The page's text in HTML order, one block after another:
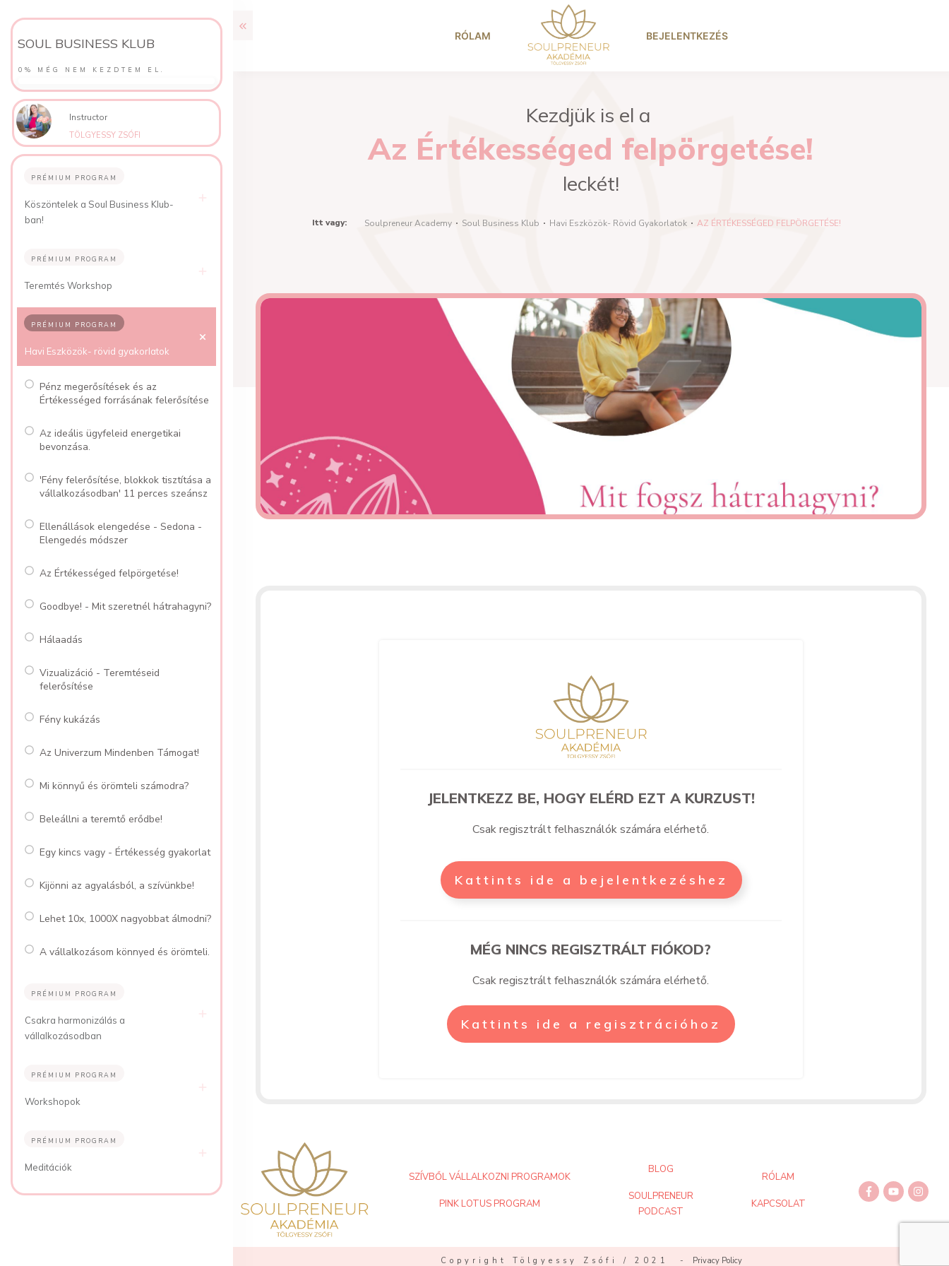
RÓLAM BEJELENTKEZÉS
Kezdjük is el a
Az Értékességed felpörgetése!
leckét!
Itt vagy: Soulpreneur Academy Soul Business Klub Havi Eszközök- Rövid Gyakorlatok AZ ÉRTÉKESSÉGED FELPÖRGETÉSE!
JELENTKEZZ BE, HOGY ELÉRD EZT A KURZUST!
Csak regisztrált felhasználók számára elérhető.
Kattints ide a bejelentkezéshez
MÉG NINCS REGISZTRÁLT FIÓKOD?
Csak regisztrált felhasználók számára elérhető.
Kattints ide a regisztrációhoz
SZÍVBŐL VÁLLALKOZNI PROGRAMOK
PINK LOTUS PROGRAM
BLOG
SOULPRENEUR
PODCAST
RÓLAM
KAPCSOLAT
Copyright Tölgyessy Zsófi / 2021 - Privacy Policy
SOUL BUSINESS KLUB
0% MÉG NEM KEZDTEM EL.
Instructor
TÖLGYESSY ZSÓFI
PRÉMIUM PROGRAM
Köszöntelek a Soul Business Klub-
ban!
PRÉMIUM PROGRAM
Teremtés Workshop
PRÉMIUM PROGRAM
Havi Eszközök- rövid gyakorlatok
Pénz megerősítések és az
Értékességed forrásának felerősítése
Az ideális ügyfeleid energetikai
bevonzása.
'Fény felerősítése, blokkok tisztítása a
vállalkozásodban' 11 perces szeánsz
Ellenállások elengedése - Sedona -
Elengedés módszer
Az Értékességed felpörgetése!
Goodbye! - Mit szeretnél hátrahagyni?
Hálaadás
Vizualizáció - Teremtéseid
felerősítése
Fény kukázás
Az Univerzum Mindenben Támogat!
Mi könnyű és örömteli számodra?
Beleállni a teremtő erődbe!
Egy kincs vagy - Értékesség gyakorlat
Kijönni az agyalásból, a szívünkbe!
Lehet 10x, 1000X nagyobbat álmodni?
A vállalkozásom könnyed és örömteli.
PRÉMIUM PROGRAM
Csakra harmonizálás a
vállalkozásodban
PRÉMIUM PROGRAM
Workshopok
PRÉMIUM PROGRAM
Meditációk